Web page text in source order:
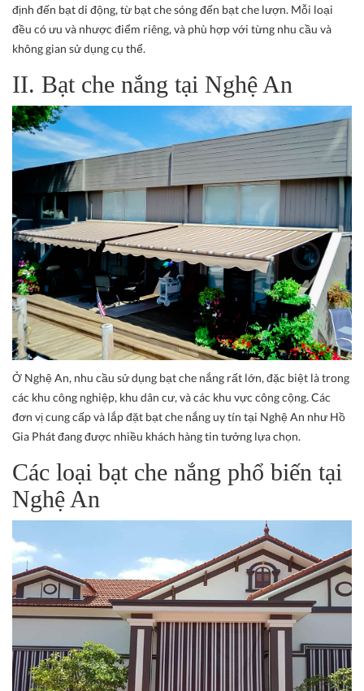
định đến bạt di động, từ bạt che sóng đến bạt che lượn. Mỗi loại
đều có ưu và nhược điểm riêng, và phù hợp với từng nhu cầu và
không gian sử dụng cụ thể.
II. Bạt che nắng tại Nghệ An
Ở Nghệ An, nhu cầu sử dụng bạt che nắng rất lớn, đặc biệt là trong
các khu công nghiệp, khu dân cư, và các khu vực công cộng. Các
đơn vị cung cấp và lắp đặt bạt che nắng uy tín tại Nghệ An như Hồ
Gia Phát đang được nhiều khách hàng tin tưởng lựa chọn.
Các loại bạt che nắng phổ biến tại
Nghệ An